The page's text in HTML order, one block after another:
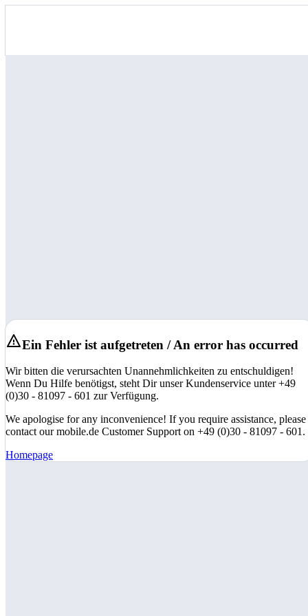
Ein Fehler ist aufgetreten / An error has occurred
Wir bitten die verursachten Unannehmlichkeiten zu entschuldigen!
Wenn Du Hilfe benötigst, steht Dir unser Kundenservice unter +49
(0)30 - 81097 - 601 zur Verfügung.
We apologise for any inconvenience! If you require assistance, please
contact our mobile.de Customer Support on +49 (0)30 - 81097 - 601.
Homepage